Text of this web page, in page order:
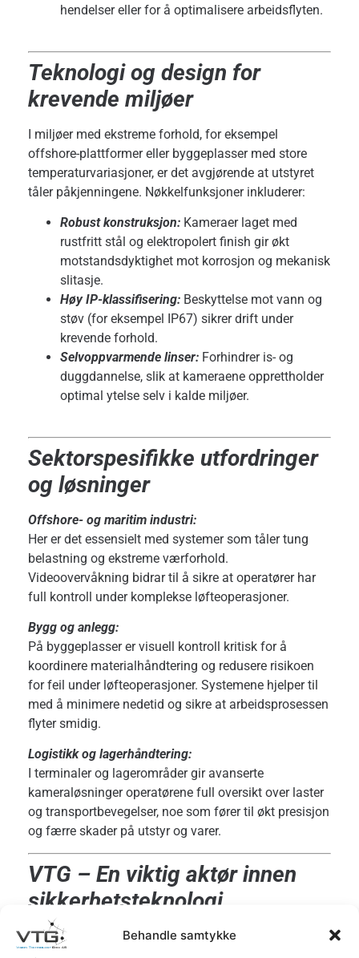
Behandle samtykke
hendelser eller for å optimalisere arbeidsflyten.
Teknologi og design for
krevende miljøer
I miljøer med ekstreme forhold, for eksempel
offshore-plattformer eller byggeplasser med store
temperaturvariasjoner, er det avgjørende at utstyret
tåler påkjenningene. Nøkkelfunksjoner inkluderer:
Robust konstruksjon: Kameraer laget med
rustfritt stål og elektropolert finish gir økt
motstandsdyktighet mot korrosjon og mekanisk
slitasje.
Høy IP-klassifisering: Beskyttelse mot vann og
støv (for eksempel IP67) sikrer drift under
krevende forhold.
Selvoppvarmende linser: Forhindrer is- og
duggdannelse, slik at kameraene opprettholder
optimal ytelse selv i kalde miljøer.
Sektorspesifikke utfordringer
og løsninger
Offshore- og maritim industri:
Her er det essensielt med systemer som tåler tung
belastning og ekstreme værforhold.
Videoovervåkning bidrar til å sikre at operatører har
full kontroll under komplekse løfteoperasjoner.
Bygg og anlegg:
På byggeplasser er visuell kontroll kritisk for å
koordinere materialhåndtering og redusere risikoen
for feil under løfteoperasjoner. Systemene hjelper til
med å minimere nedetid og sikre at arbeidsprosessen
flyter smidig.
Logistikk og lagerhåndtering:
I terminaler og lagerområder gir avanserte
kameraløsninger operatørene full oversikt over laster
og transportbevegelser, noe som fører til økt presisjon
og færre skader på utstyr og varer.
VTG – En viktig aktør innen
sikkerhetsteknologi
VTG – Vision Technology Grid AS har utviklet